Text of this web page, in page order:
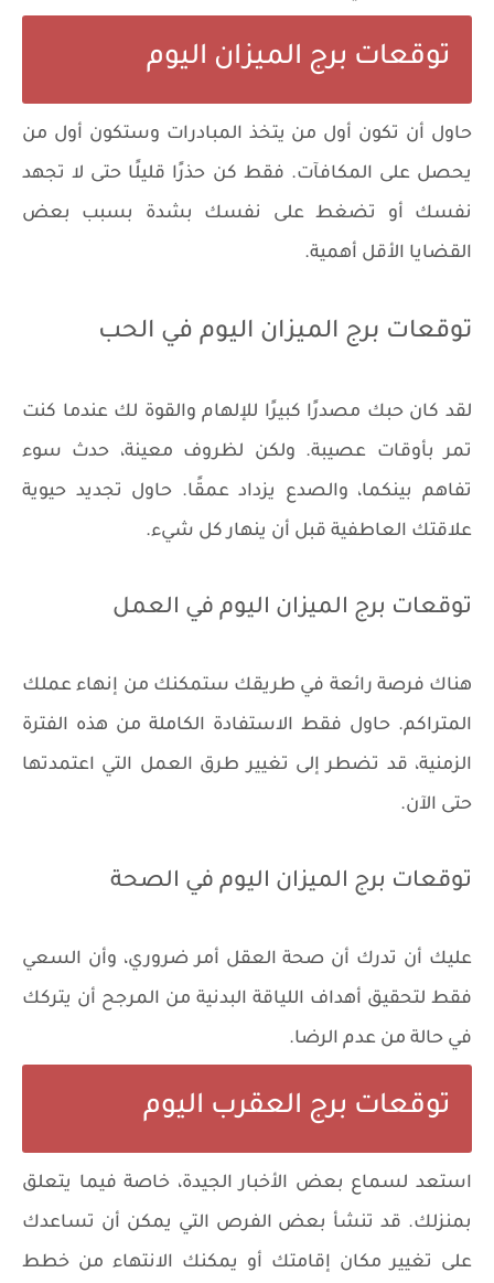
توقعات برج الميزان اليوم
حاول أن تكون أول من يتخذ المبادرات وستكون أول من
يحصل على المكافآت. فقط كن حذرًا قليلًا حتى لا تجهد
نفسك أو تضغط على نفسك بشدة بسبب بعض
القضايا الأقل أهمية.
توقعات برج الميزان اليوم في الحب
لقد كان حبك مصدرًا كبيرًا للإلهام والقوة لك عندما كنت
تمر بأوقات عصيبة. ولكن لظروف معينة، حدث سوء
تفاهم بينكما، والصدع يزداد عمقًا. حاول تجديد حيوية
علاقتك العاطفية قبل أن ينهار كل شيء.
توقعات برج الميزان اليوم في العمل
هناك فرصة رائعة في طريقك ستمكنك من إنهاء عملك
المتراكم. حاول فقط الاستفادة الكاملة من هذه الفترة
الزمنية، قد تضطر إلى تغيير طرق العمل التي اعتمدتها
حتى الآن.
توقعات برج الميزان اليوم في الصحة
عليك أن تدرك أن صحة العقل أمر ضروري، وأن السعي
فقط لتحقيق أهداف اللياقة البدنية من المرجح أن يتركك
في حالة من عدم الرضا.
توقعات برج العقرب اليوم
استعد لسماع بعض الأخبار الجيدة، خاصة فيما يتعلق
بمنزلك. قد تنشأ بعض الفرص التي يمكن أن تساعدك
على تغيير مكان إقامتك أو يمكنك الانتهاء من خطط